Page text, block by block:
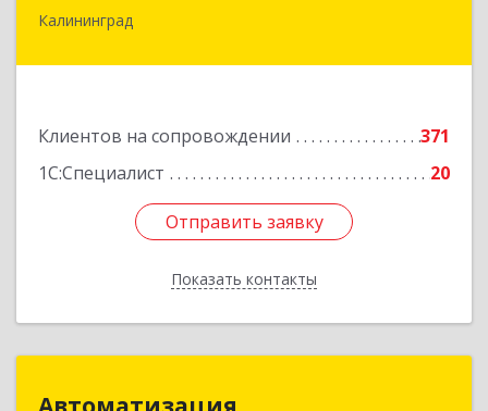
Калининград
Клиентов на сопровождении
371
1С:Специалист
20
Отправить заявку
Показать контакты
236038, Калининградская обл, Калининград г,
Отправить заявку
Назад